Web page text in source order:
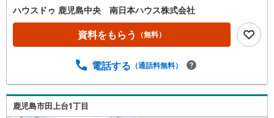
ォーム内容＝・水回りすべて新調・床、クロス張替え・外
壁、屋根塗装など■周辺環境■・田上団地第六公園まで徒歩
1分（約10m）・つるどめクリニックまで徒歩8分（約640
m）・たがみ台保育園まで徒歩10分（約790m）・コープか
で徒歩11分（約850m）・TSUTAYA田上店まで徒歩12分
（約1160m）・広木小学校まで徒歩17分（約1320m）・紫
原中学校まで徒歩22分（約1750m）他にもご覧になりたい
ハウスドゥ 鹿児島中央 南日本ハウス株式会社
資料をもらう （無料）
電話する （通話料無料）
鹿児島市田上台1丁目